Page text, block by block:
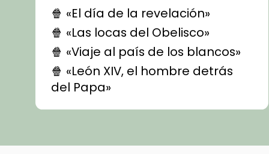
🍿 «El día de la revelación»
🍿 «Las locas del Obelisco»
🍿 «Viaje al país de los blancos»
🍿 «León XIV, el hombre detrás
del Papa»
🍿 «Las ovejas detectives»
recomanacions i prepara una